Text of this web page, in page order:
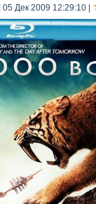
| 05 Дек 2009 12:29:10